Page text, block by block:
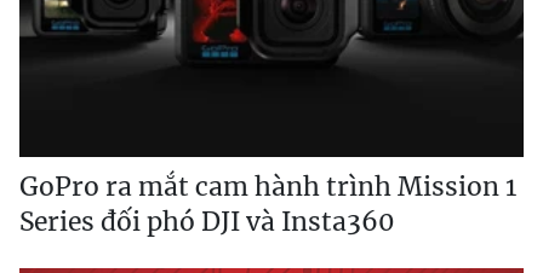
GoPro ra mắt cam hành trình Mission 1
Series đối phó DJI và Insta360